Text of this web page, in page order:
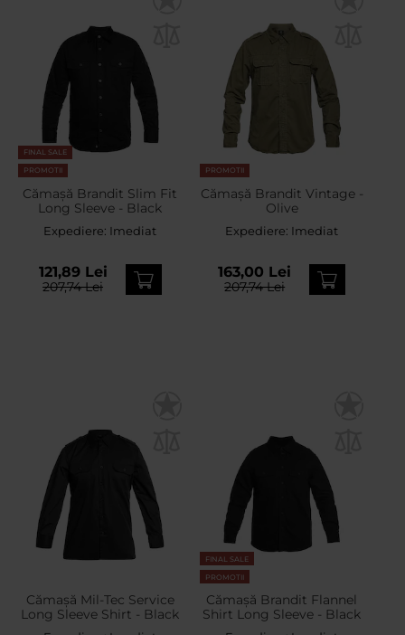
FINAL SALE
PROMOTII
Cămașă Brandit Slim Fit
Long Sleeve - Black
Expediere: Imediat
121,89 Lei
207,74 Lei
PROMOTII
Cămașă Brandit Vintage -
Olive
Expediere: Imediat
163,00 Lei
207,74 Lei
Cămașă Mil-Tec Service
Long Sleeve Shirt - Black
FINAL SALE
PROMOTII
Cămașă Brandit Flannel
Shirt Long Sleeve - Black